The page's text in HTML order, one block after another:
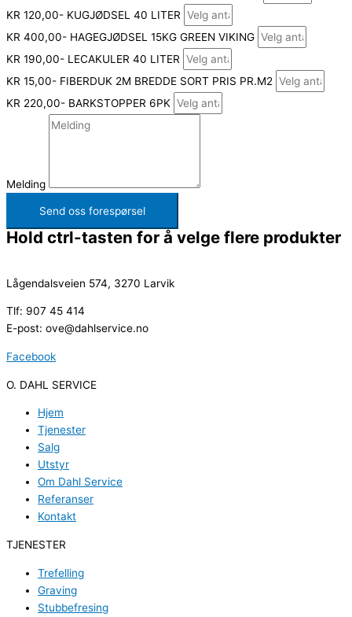
KR 120,00- KUGJØDSEL 40 LITER
KR 400,00- HAGEGJØDSEL 15KG GREEN VIKING
KR 190,00- LECAKULER 40 LITER
KR 15,00- FIBERDUK 2M BREDDE SORT PRIS PR.M2
KR 220,00- BARKSTOPPER 6PK
Melding
Send oss forespørsel
Hold ctrl-tasten for å velge flere produkter
Lågendalsveien 574, 3270 Larvik
Tlf: 907 45 414
E-post: ove@dahlservice.no
Facebook
O. DAHL SERVICE
Hjem
Tjenester
Salg
Utstyr
Om Dahl Service
Referanser
Kontakt
TJENESTER
Trefelling
Graving
Stubbefresing